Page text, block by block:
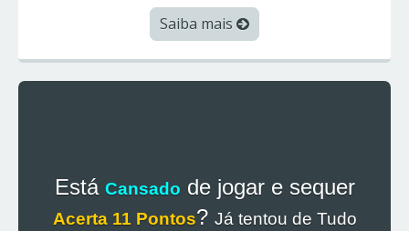
Saiba mais
Está Cansado de jogar e sequer
Acerta 11 Pontos? Já tentou de Tudo